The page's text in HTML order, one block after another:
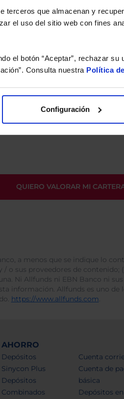
terceros que almacenan y
el uso del sitio web con fines
el botón “Aceptar”, rechazar su
Consulta nuestra Política
Configuración
ISINs de sus Fondos y
las que podrá ahorrar en sus
He leído
a menos que se indique lo
/ o sus proveedores de
Ni Allfunds ni EBN Banco ni
información. Allfunds es uno
https://www.allfunds.com.
AHORRO
Depósitos
Sinycon Plus
Depósitos
Combinados
Cuenta
Cuenta de
básica
Depósitos en